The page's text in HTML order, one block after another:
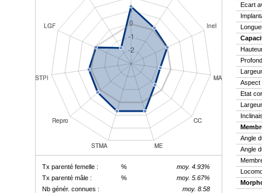
Tx parenté femelle : %
moy. 4.93%
Tx parenté mâle :
%
moy. 5.67%
Nb génér. connues :
moy. 8.58
Ecart
Aspect
Etat
Angle
Angle